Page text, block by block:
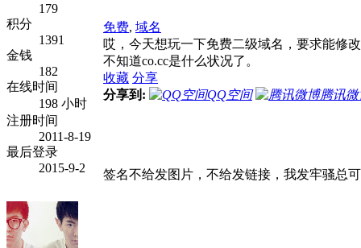
179
积分
1391
金钱
182
在线时间
198 小时
注册时间
2011-8-19
最后登录
2015-9-2
免费, 域名
哎，今天想玩一下免费二级域名，要求能修
不知道co.cc是什么状况了。
收藏 分享
分享到:
QQ空间 腾讯微
签名不给发图片，不给发链接，我发牢骚总